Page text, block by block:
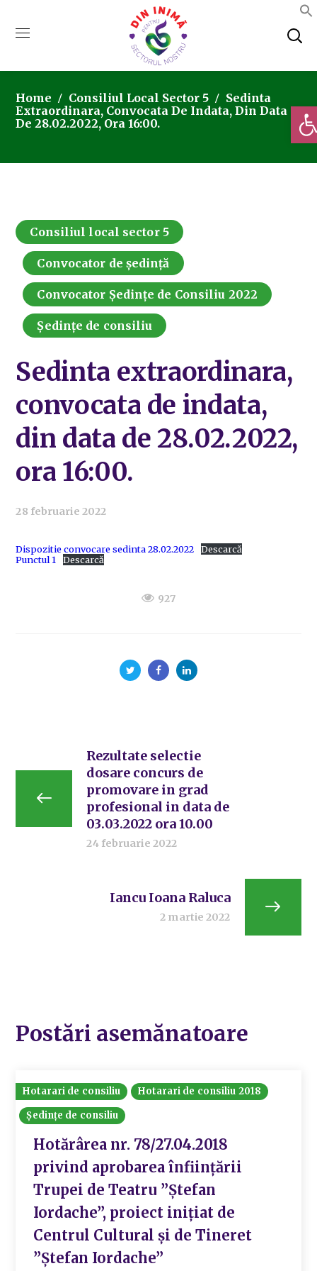
Home Consiliul Local Sector 5
Sedinta
Extraordinara, Convocata De Indata, Din Data
De 28.02.2022, Ora 16:00.
Consiliul local sector 5
Convocator de ședință
Convocator Ședințe de Consiliu 2022
Ședințe de consiliu
Sedinta extraordinara,
convocata de indata,
din data de 28.02.2022,
ora 16:00.
28 februarie 2022
Dispozitie convocare sedinta 28.02.2022
Descarcă
Punctul 1
Descarcă
927
Rezultate selectie
dosare concurs de
promovare in grad
profesional in data de
03.03.2022 ora 10.00
24 februarie 2022
Iancu Ioana Raluca
2 martie 2022
Postări asemănatoare
Hotarari de consiliu
Hotarari de consiliu 2018
Ședințe de consiliu
Hotărârea nr. 78/27.04.2018
privind aprobarea înființării
Trupei de Teatru ”Ștefan
Iordache”, proiect inițiat de
Centrul Cultural și de Tineret
”Ștefan Iordache”